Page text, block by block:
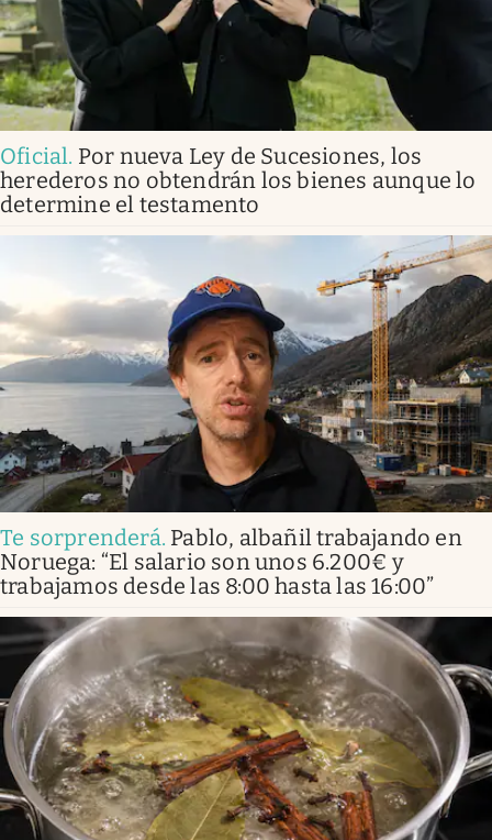
Oficial. Por nueva Ley de Sucesiones, los
herederos no obtendrán los bienes aunque lo
determine el testamento
Te sorprenderá. Pablo, albañil trabajando en
Noruega: “El salario son unos 6.200€ y
trabajamos desde las 8:00 hasta las 16:00”